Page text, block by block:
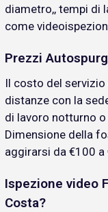
diametro,, tempi di
come
Prezzi
Il costo del
distanze con la
di lavoro notturno
Dimensione della
aggirarsi da €100 a
Ispezione video
Costa?